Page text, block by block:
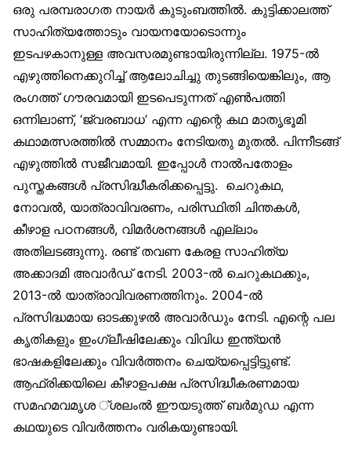
ഒരു പരമ്പരാഗത നായർ കുടുംബത്തിൽ. കുട്ടിക്കാലത്ത്
സാഹിത്യത്തോടും വായനയോടൊന്നും
ഇടപഴകാനുള്ള അവസരമുണ്ടായിരുന്നില്ല. 1975-ൽ
എഴുത്തിനെക്കുറിച്ച് ആലോചിച്ചു തുടങ്ങിയെങ്കിലും, ആ
രംഗത്ത് ഗൗരവമായി ഇടപെടുന്നത് എൺപത്തി
ഒന്നിലാണ്, ‘ജ്വരബാധ’ എന്ന എന്റെ കഥ മാതൃഭൂമി
കഥാമത്സരത്തിൽ സമ്മാനം നേടിയതു മുതൽ. പിന്നീടങ്ങ്
എഴുത്തിൽ സജീവമായി. ഇപ്പോൾ നാൽപതോളം
പുസ്തകങ്ങൾ പ്രസിദ്ധീകരിക്കപ്പെട്ടു. ചെറുകഥ,
നോവൽ, യാത്രാവിവരണം, പരിസ്ഥിതി ചിന്തകൾ,
കീഴാള പഠനങ്ങൾ, വിമർശനങ്ങൾ എല്ലാം
അതിലടങ്ങുന്നു. രണ്ട് തവണ കേരള സാഹിത്യ
അക്കാദമി അവാർഡ് നേടി. 2003-ൽ ചെറുകഥക്കും,
2013-ൽ യാത്രാവിവരണത്തിനും. 2004-ൽ
പ്രസിദ്ധമായ ഓടക്കുഴൽ അവാർഡും നേടി. എന്റെ പല
കൃതികളും ഇംഗ്ലീഷിലേക്കും വിവിധ ഇന്ത്യൻ
ഭാഷകളിലേക്കും വിവർത്തനം ചെയ്യപ്പെട്ടിട്ടുണ്ട്.
ആഫ്രിക്കയിലെ കീഴാളപക്ഷ പ്രസിദ്ധീകരണമായ
സമഹമവമൃശ ്ശലംൽ ഈയടുത്ത് ബർമുഡ എന്ന
കഥയുടെ വിവർത്തനം വരികയുണ്ടായി.